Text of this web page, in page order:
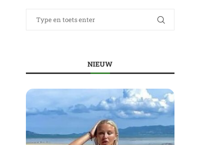
NIEUW